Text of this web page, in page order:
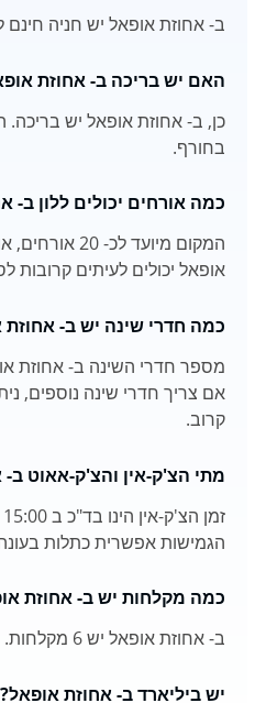
ב- אחוזת אופאל יש חניה חינם
האם יש בריכה ב- אחוזת
כן, ב- אחוזת אופאל יש
בחורף.
כמה אורחים יכולים ללון ב-
המקום מיועד
אופאל יכולים לעיתים קרובות
כמה חדרי שינה יש ב- אחוזת
אם צריך חדרי שינה נוספים,
קרוב.
מתי הצ'ק-אין והצ'ק-אאוט ב-
הגמישות אפשרית כתלות
כמה מקלחות יש ב- אחוזת
ב- אחוזת אופאל יש 6 מקלחות.
יש ביליארד ב- אחוזת אופאל?